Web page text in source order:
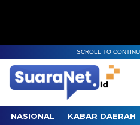
SCROLL TO
NASIONAL KABAR DAERAH